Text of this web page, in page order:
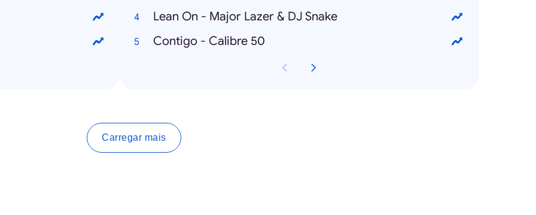
Lean On - Major Lazer & DJ Snake
Contigo - Calibre 50
Carregar mais